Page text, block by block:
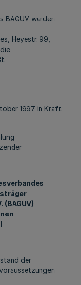
BAGUV werden
Heyestr. 99,
1997 in Kraft.
(BAGUV)
der